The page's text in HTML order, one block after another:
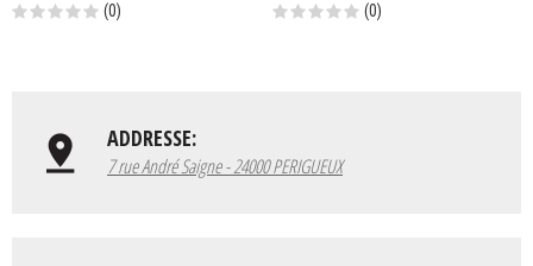
(0) (0)
ADDRESSE:
7 rue André Saigne - 24000 PERIGUEUX